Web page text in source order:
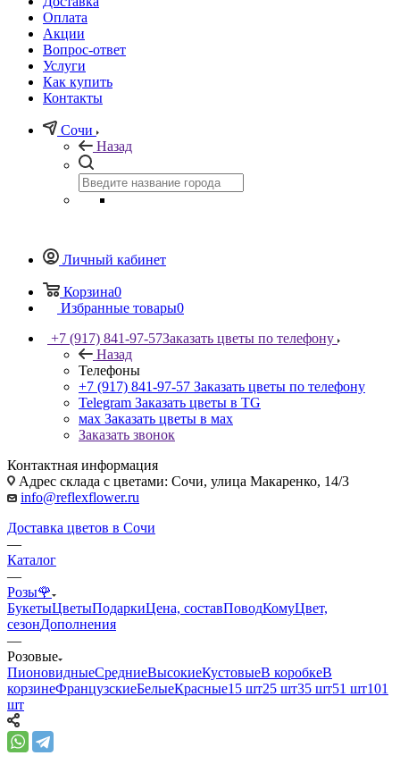
Оплата
Акции
Вопрос-ответ
Услуги
Как купить
Контакты
Сочи
Назад
Личный кабинет
Корзина0
Избранные товары0
+7 (917) 841-97-57Заказать цветы по телефону
Назад
Телефоны
+7 (917) 841-97-57 Заказать цветы по телефону
Telegram Заказать цветы в TG
мах Заказать цветы в мах
Заказать звонок
Контактная информация
Адрес склада с цветами: Сочи, улица Макаренко, 14/3
info@reflexflower.ru
Доставка цветов в Сочи
—
Каталог
—
Розы🌹
БукетыЦветыПодаркиЦена, составПоводКомуЦвет,
сезонДополнения
—
Розовые
ПионовидныеСредниеВысокиеКустовыеВ коробкеВ
корзинеФранцузскиеБелыеКрасные15 шт25 шт35 шт51 шт101
шт